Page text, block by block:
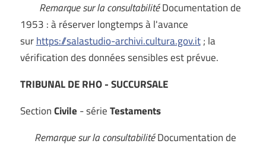
Remarque sur la consultabilitéDocumentation de
1953 : à réserver longtemps à l'avance
surhttps://salastudio-archivi.cultura.gov.it; la
vérification des données sensibles est prévue.
TRIBUNAL DE RHO - SUCCURSALE
SectionCivile - sérieTestaments
Remarque sur la consultabilitéDocumentation de